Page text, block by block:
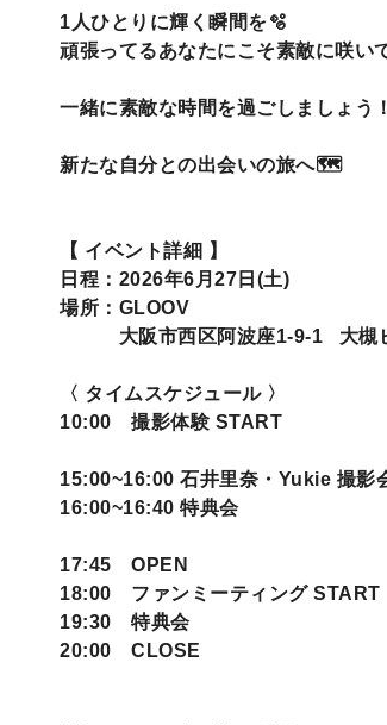
1人ひとりに輝く瞬間を🫧
頑張ってるあなたにこそ素敵に咲い
一緒に素敵な時間を過ごしましょう
新たな自分との出会いの旅へ🗺
【 イベント詳細 】
日程：2026年6月27日(土)
場所：GLOOV
大阪市西区阿波座1-9-1 大槻
〈 タイムスケジュール 〉
10:00 撮影体験 START
15:00~16:00 石井里奈・Yukie 撮影
16:00~16:40 特典会
17:45 OPEN
18:00 ファンミーティング START
19:30 特典会
20:00 CLOSE